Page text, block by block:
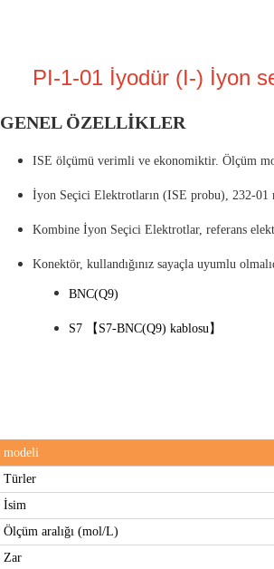
PI-1-01 İyodür (I-) İyon
GENEL ÖZELLİKLER
ISE ölçümü verimli ve ekonomiktir. Ölçüm
İyon Seçici Elektrotların (ISE probu), 232-01
Kombine İyon Seçici Elektrotlar, referans
Konektör, kullandığınız sayaçla uyumlu
BNC(Q9)
S7 【S7-BNC(Q9) kablosu】
modeli
Türler
İsim
Ölçüm aralığı (mol/L)
Zar